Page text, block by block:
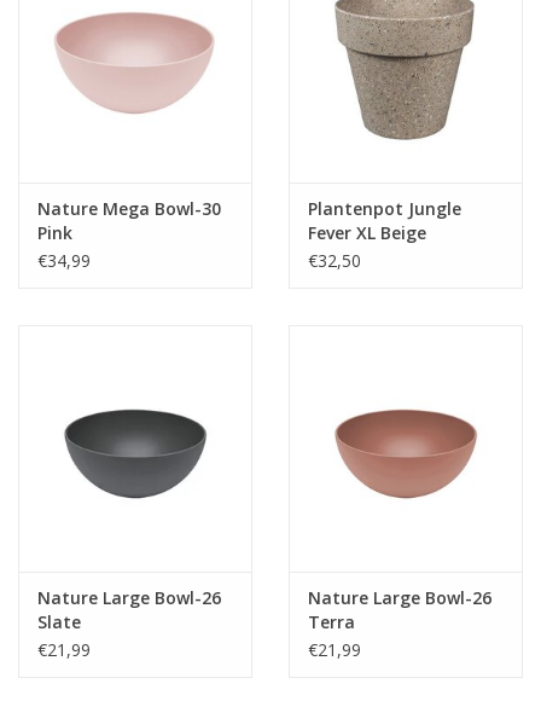
Nature Mega Bowl-30
Pink
€34,99
Plantenpot Jungle
Fever XL Beige
€32,50
Nature Large Bowl-26
Slate
€21,99
Nature Large Bowl-26
Terra
€21,99